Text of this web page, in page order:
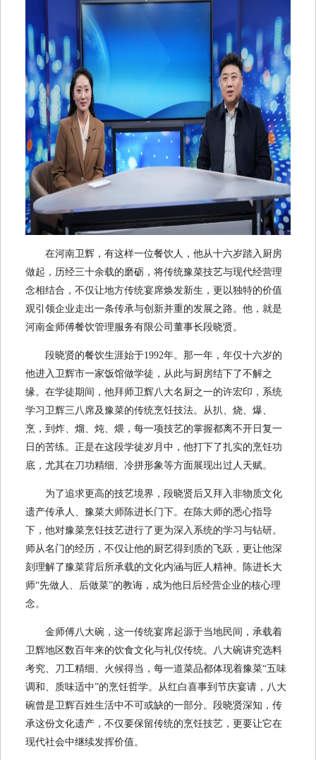
在河南卫辉，有这样一位餐饮人，他从十六岁踏入厨房
做起，历经三十余载的磨砺，将传统豫菜技艺与现代经营理
念相结合，不仅让地方传统宴席焕发新生，更以独特的价值
观引领企业走出一条传承与创新并重的发展之路。他，就是
河南金师傅餐饮管理服务有限公司董事长段晓贤。
段晓贤的餐饮生涯始于1992年。那一年，年仅十六岁的
他进入卫辉市一家饭馆做学徒，从此与厨房结下了不解之
缘。在学徒期间，他拜师卫辉八大名厨之一的许宏印，系统
学习卫辉三八席及豫菜的传统烹饪技法。从扒、烧、爆、
烹，到炸、熘、炖、煨，每一项技艺的掌握都离不开日复一
日的苦练。正是在这段学徒岁月中，他打下了扎实的烹饪功
底，尤其在刀功精细、冷拼形象等方面展现出过人天赋。
为了追求更高的技艺境界，段晓贤后又拜入非物质文化
遗产传承人、豫菜大师陈进长门下。在陈大师的悉心指导
下，他对豫菜烹饪技艺进行了更为深入系统的学习与钻研。
师从名门的经历，不仅让他的厨艺得到质的飞跃，更让他深
刻理解了豫菜背后所承载的文化内涵与匠人精神。陈进长大
师“先做人、后做菜”的教诲，成为他日后经营企业的核心理
念。
金师傅八大碗，这一传统宴席起源于当地民间，承载着
卫辉地区数百年来的饮食文化与礼仪传统。八大碗讲究选料
考究、刀工精细、火候得当，每一道菜品都体现着豫菜“五味
调和、质味适中”的烹饪哲学。从红白喜事到节庆宴请，八大
碗曾是卫辉百姓生活中不可或缺的一部分。段晓贤深知，传
承这份文化遗产，不仅要保留传统的烹饪技艺，更要让它在
现代社会中继续发挥价值。